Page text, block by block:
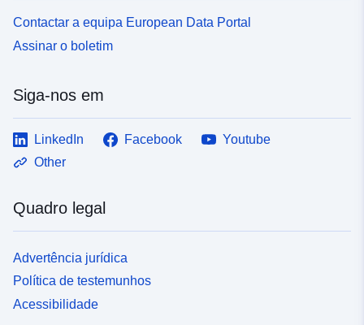
Contactar a equipa European Data Portal
Assinar o boletim
Siga-nos em
LinkedIn Facebook
Youtube
Other
Quadro legal
Advertência jurídica
Política de testemunhos
Acessibilidade